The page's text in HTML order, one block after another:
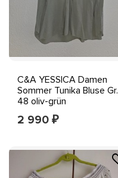
C&A YESSICA Damen
Sommer Tunika Bluse Gr.
48 oliv-grün
2 990 ₽